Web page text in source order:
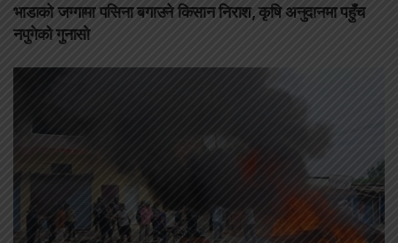
भाडाको जग्गामा पसिना बगाउने किसान निराश, कृषि अनुदानमा पहुँच
नपुगेको गुनासो